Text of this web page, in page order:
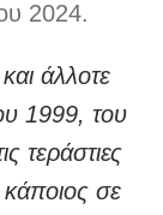
2024.
άλλοτε
1999, του
τεράστιες
σε